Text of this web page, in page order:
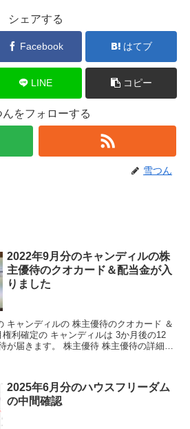
シェアする
Facebook はてブ
LINE コピー
んをフォローする
雪つん
2022年9月分のキャンディルの株
主優待のクオカード＆配当金が入
りました
キャンディルの 株主優待のクオカード ＆
利確定の キャンディルは 3か月後の12
が届きます。 株主優待 株主優待の詳細は
2025年6月分のハウスフリーダム
の中間確認